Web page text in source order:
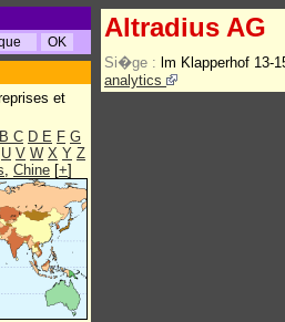
et
B C D E F G
U V W X Y Z
, Chine [+]
Altradius AG
Si�ge : lm Klapperhof 13-
analytics